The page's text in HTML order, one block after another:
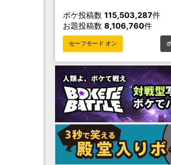
ボケ投稿数 115,503,287件
お題投稿数 8,106,760件
セーフモード オン